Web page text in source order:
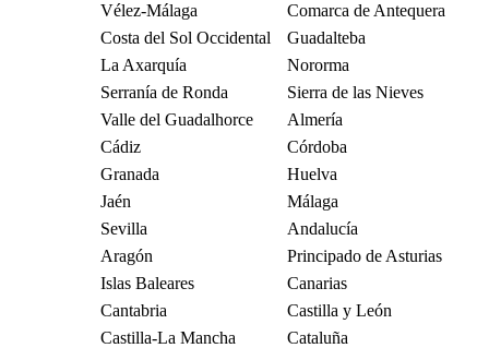
Vélez-Málaga
Comarca de Antequera
Costa del Sol Occidental
Guadalteba
La Axarquía
Nororma
Serranía de Ronda
Sierra de las Nieves
Valle del Guadalhorce
Almería
Cádiz
Córdoba
Granada
Huelva
Jaén
Málaga
Sevilla
Andalucía
Aragón
Principado de Asturias
Islas Baleares
Canarias
Cantabria
Castilla y León
Castilla-La Mancha
Cataluña